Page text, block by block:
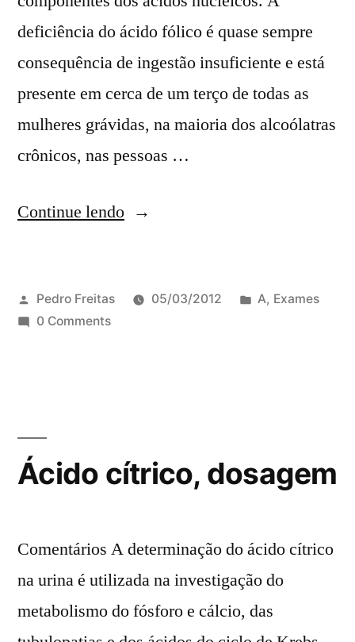
deficiência do ácido fólico é quase sempre
consequência de ingestão insuficiente e está
presente em cerca de um terço de todas as
mulheres grávidas, na maioria dos alcoólatras
crônicos, nas pessoas …
Continue lendo
Pedro Freitas 05/03/2012 A, Exames
0 Comments
Ácido cítrico, dosagem
Comentários A determinação do ácido cítrico
na urina é utilizada na investigação do
metabolismo do fósforo e cálcio, das